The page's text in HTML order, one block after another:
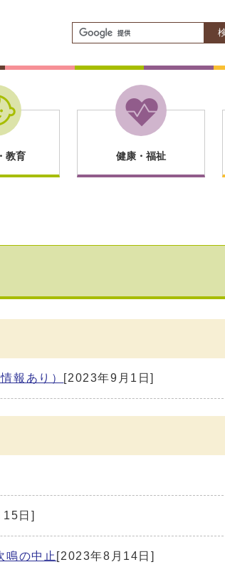
教育 健康・福祉
報あり） [2023年9月1日]
日]
鳴の中止 [2023年8月14日]